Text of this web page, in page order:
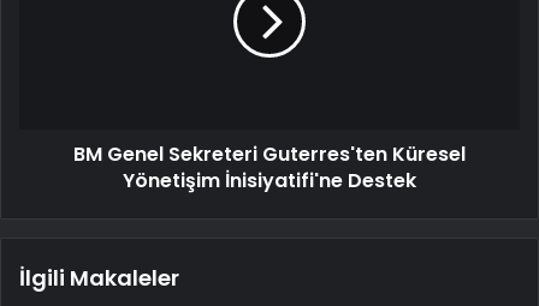
BM Genel Sekreteri Guterres'ten Küresel
Yönetişim İnisiyatifi'ne Destek
İlgili Makaleler